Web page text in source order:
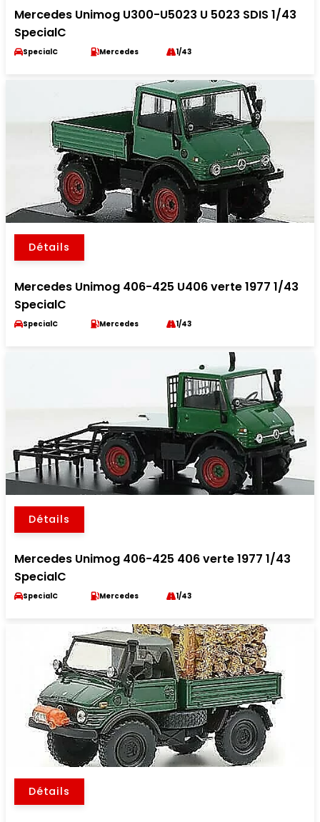
Mercedes Unimog U300-U5023 U 5023 SDIS 1/43
SpecialC
SpecialC Mercedes 1/43
Détails
Mercedes Unimog 406-425 U406 verte 1977 1/43
SpecialC
SpecialC Mercedes 1/43
Détails
Mercedes Unimog 406-425 406 verte 1977 1/43
SpecialC
SpecialC Mercedes 1/43
Détails